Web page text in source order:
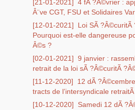
[21-01-2021] 4 fÃ ?Â©vrier :
Â¨ve CGT, FSU et Solidaires Var
[12-01-2021]
Loi SÃ ?Â©curitÃ
Pourquoi est-elle dangereuse
Â©s ?
[02-01-2021] 9 janvier :
retrait de la loi sÃ ?Â©curitÃ
[11-12-2020]
12 dÃ
tracts de l’intersyndicale
[10-12-2020]
Samedi 12 dÃ